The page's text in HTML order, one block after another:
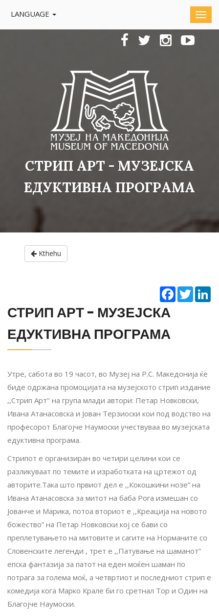
Kthehu
LANGUAGE
СТРИП АРТ - МУЗЕЈСКА
ЕДУКТИВНА ПРОГРАМА
Facebook
Twitter
СТРИП АРТ - МУЗЕЈСКА
ЕДУКТИВНА ПРОГРАМА
Утре, сабота во 19 часот, во Музеј на Р.С. Македонија ќе
биде одржана промоцијата на музејското стрип издание
,,Стрип Арт’’ на група млади автори: Петар Новковски,
Ивана Атанасовска и Јован Терзиоски кои под водство на
професорот Благојче Наумоски учествуваа во музејската
едуктивна програма.
Стрипот е организиран во четири целини кои се
разликуваат по темите и изработката на цртежот од
авторите.Така што првиот дел е ,,Кокошкини нозе” на
Ивана Атанасовска за митот на баба Рога измешан со
Јованче и Марика, потоа вториот е ,,Креација на новото
божество” на Петар Новковски кој се бави со
преплетувањето на митовите и сагите на Норманите со
Словенските легенди , трет е ,,Патување на шаманот”
епска фантазија за патот на еден моќен шаман по
потрага за голема моќ, а четвртиот и последниот стрип е
комедија кога Марко Крале би го сретнал Тор и Один на
Благојче Наумоски.